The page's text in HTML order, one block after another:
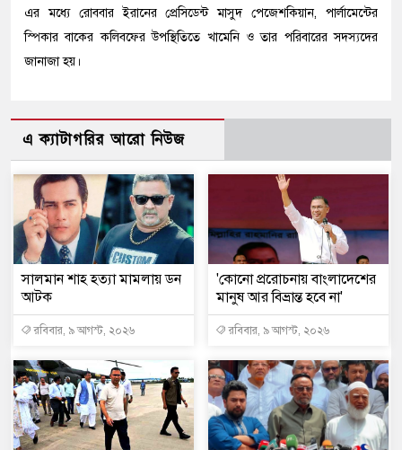
এর মধ্যে রোববার ইরানের প্রেসিডেন্ট মাসুদ পেজেশকিয়ান, পার্লামেন্টের
স্পিকার বাকের কলিবফের উপস্থিতিতে খামেনি ও তার পরিবারের সদস্যদের
জানাজা হয়।
এ ক্যাটাগরির আরো নিউজ
সালমান শাহ হত্যা মামলায় ডন
আটক
রবিবার, ৯ আগস্ট, ২০২৬
'কোনো প্ররোচনায় বাংলাদেশের
মানুষ আর বিভ্রান্ত হবে না'
রবিবার, ৯ আগস্ট, ২০২৬